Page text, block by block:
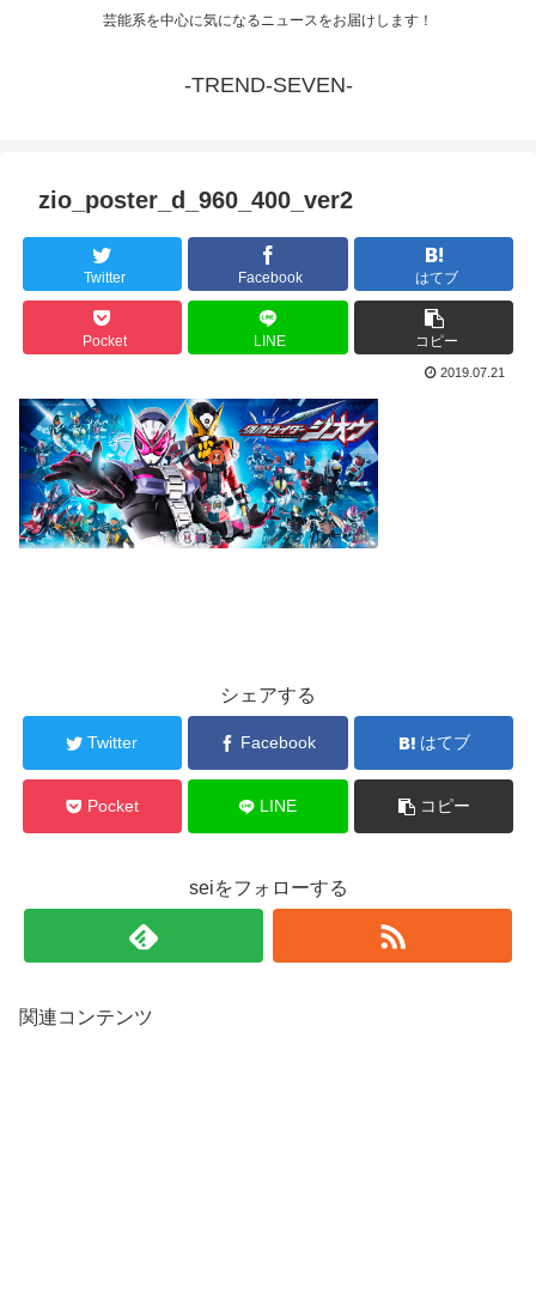
芸能系を中心に気になるニュースをお届けします！
-TREND-SEVEN-
zio_poster_d_960_400_ver2
Twitter Facebook はてブ
Pocket LINE コピー
2019.07.21
シェアする
Twitter Facebook はてブ
Pocket LINE コピー
seiをフォローする
関連コンテンツ